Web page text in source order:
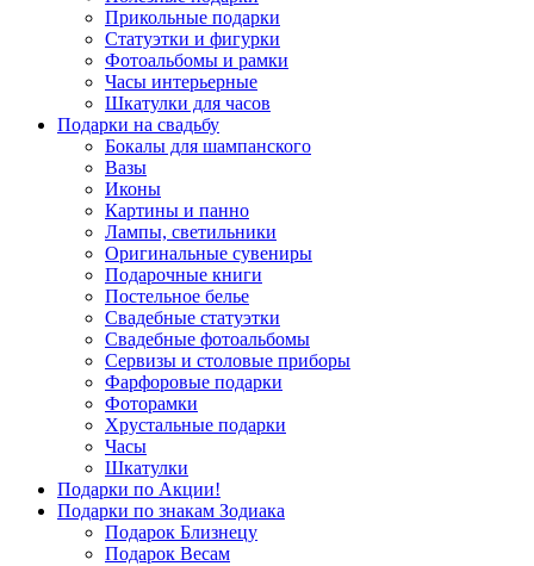
Прикольные подарки
Статуэтки и фигурки
Фотоальбомы и рамки
Часы интерьерные
Шкатулки для часов
Подарки на свадьбу
Бокалы для шампанского
Вазы
Иконы
Картины и панно
Лампы, светильники
Оригинальные сувениры
Подарочные книги
Постельное белье
Свадебные статуэтки
Свадебные фотоальбомы
Сервизы и столовые приборы
Фарфоровые подарки
Фоторамки
Хрустальные подарки
Часы
Шкатулки
Подарки по Акции!
Подарки по знакам Зодиака
Подарок Близнецу
Подарок Весам